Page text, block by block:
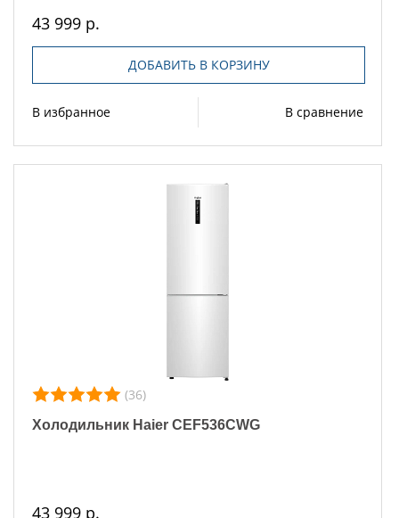
43 999 р.
ДОБАВИТЬ В КОРЗИНУ
В избранное В сравнение
(36)
Холодильник Haier CEF536CWG
43 999 р.